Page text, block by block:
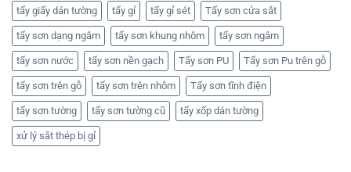
tẩy giấy dán tường tẩy gỉ tẩy gỉ sét Tẩy sơn cửa sắt
tẩy sơn dạng ngâm tẩy sơn khung nhôm tẩy sơn ngâm
tẩy sơn nước tẩy sơn nền gạch Tẩy sơn PU Tẩy sơn Pu trên gỗ
tẩy sơn trên gỗ tẩy sơn trên nhôm Tẩy sơn tĩnh điện
tẩy sơn tường tẩy sơn tường cũ tẩy xốp dán tường
xử lý sắt thép bị gỉ